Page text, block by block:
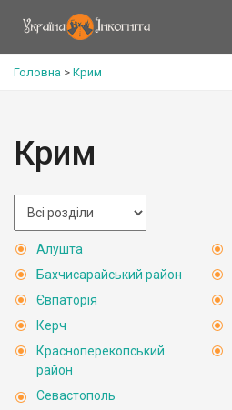
Головна > Крим
Крим
Алушта
Бахчисарайський район
Євпаторія
Керч
Красноперекопський
район
Севастополь